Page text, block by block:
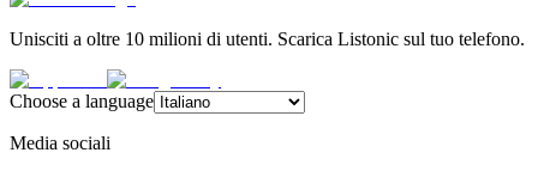
Unisciti a oltre 10 milioni di utenti. Scarica Listonic sul tuo telefono.
Choose a language
Media sociali